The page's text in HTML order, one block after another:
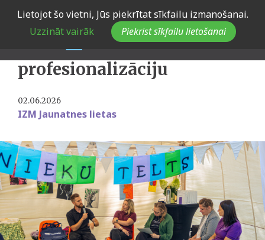
Lietojot šo vietni, Jūs piekrītat sīkfailu izmanošanai.
Uzzināt vairāk
Piekrist sīkfailu lietošanai
02.06.2026
IZM Jaunatnes lietas
Biežāk uzdotie jautājumi
par jaunatnes darbinieku
profesionalizāciju